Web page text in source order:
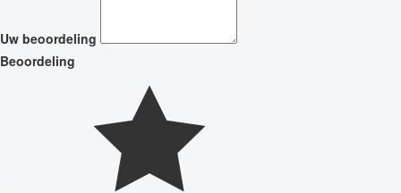
Uw beoordeling
Beoordeling